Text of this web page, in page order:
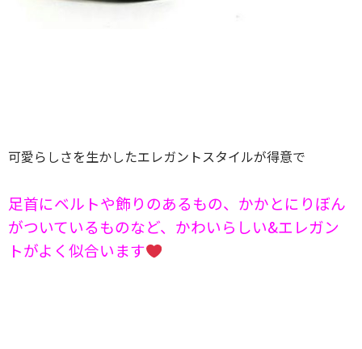
可愛らしさを生かしたエレガントスタイルが得意で
足首にベルトや飾りのあるもの、かかとにりぼん
がついているものなど、かわいらしい&エレガン
トがよく似合います